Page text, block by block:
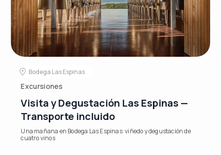
Bodega Las Espinas
Excursiones
Visita y Degustación Las Espinas —
Transporte incluido
Una mañana en Bodega Las Espinas: viñedo y degustación de
cuatro vinos